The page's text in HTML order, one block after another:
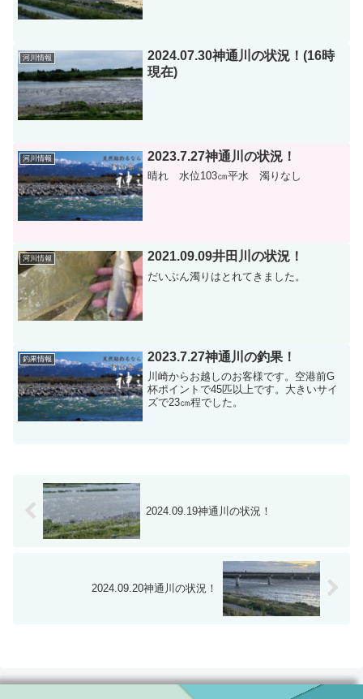
河川情報
2024.07.30神通川の状況！(16時
現在)
河川情報 2023.7.27神通川の状況！
晴れ 水位103㎝平水 濁りなし
河川情報 2021.09.09井田川の状況！
だいぶん濁りはとれてきました。
釣果情報 2023.7.27神通川の釣果！
川崎からお越しのお客様です。空港前G
杯ポイントで45匹以上です。大きいサイ
ズで23㎝程でした。
2024.09.19神通川の状況！
2024.09.20神通川の状況！